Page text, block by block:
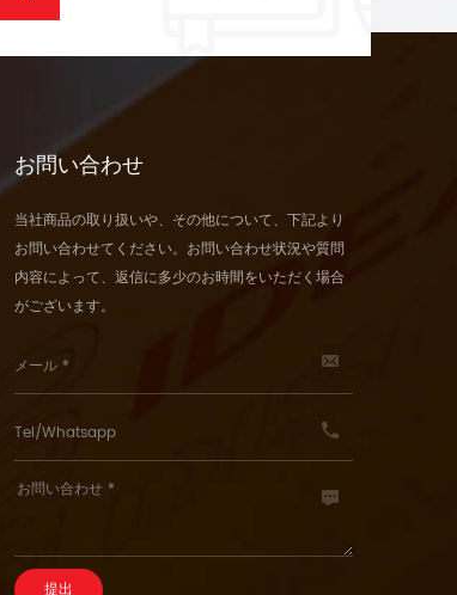
お問い合わせ
当社商品の取り扱いや、その他について、下記より
お問い合わせてください。お問い合わせ状況や質問
内容によって、返信に多少のお時間をいただく場合
がございます。